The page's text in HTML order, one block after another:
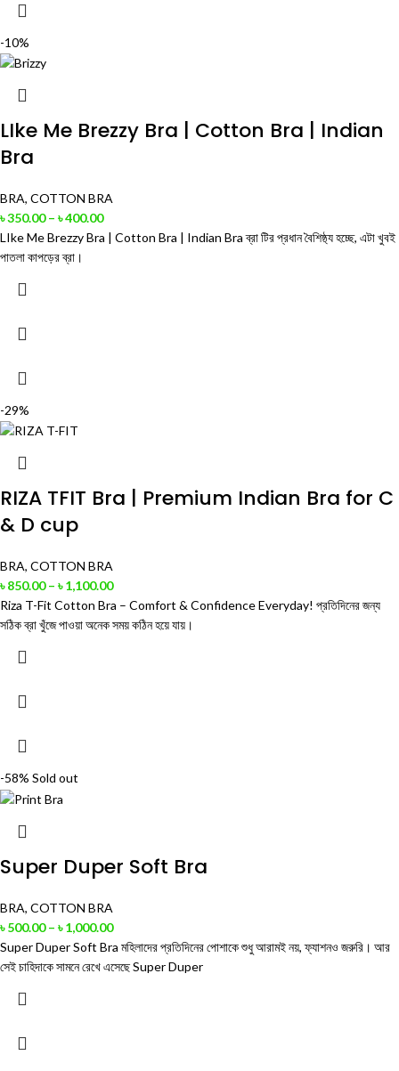
-10%
LIke Me Brezzy Bra | Cotton Bra | Indian
Bra
BRA, COTTON BRA
৳350.00 – ৳400.00
LIke Me Brezzy Bra | Cotton Bra | Indian Bra ব্রা টির প্রধান বৈশিষ্ঠ্য হচ্ছে, এটা খুবই
পাতলা কাপড়ের ব্রা।
-29%
RIZA TFIT Bra | Premium Indian Bra for C
& D cup
BRA, COTTON BRA
৳850.00 – ৳1,100.00
Riza T-Fit Cotton Bra – Comfort & Confidence Everyday! প্রতিদিনের জন্য
সঠিক ব্রা খুঁজে পাওয়া অনেক সময় কঠিন হয়ে যায়।
-58% Sold out
Super Duper Soft Bra
BRA, COTTON BRA
৳500.00 – ৳1,000.00
Super Duper Soft Bra মহিলাদের প্রতিদিনের পোশাকে শুধু আরামই নয়, ফ্যাশনও জরুরি। আর
সেই চাহিদাকে সামনে রেখে এসেছে Super Duper